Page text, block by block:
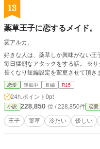
13
薬草王子に恋するメイド。
霙アルカ。
好きな人は、薬草しか興味がない王子様。 メイドのルウが、そんな
毎日猛烈なアタックをする話。 ※サクッと終わらせるつもりが、どんどん話が
長くなり短編設定を変更させて頂き
恋愛 連載中 長編 R15
24h.ポイント 0pt
小説 228,850 位 / 228,850件 恋愛
王子 薬草 冷たい 優しい